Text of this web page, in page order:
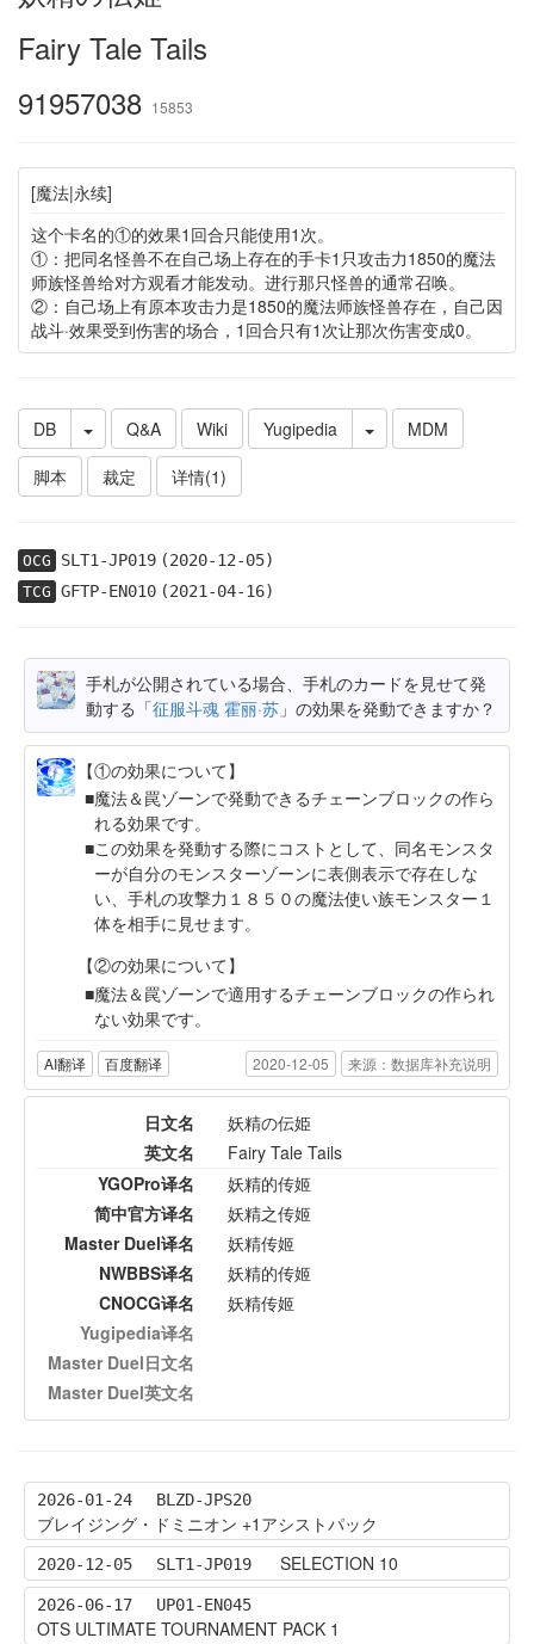
Fairy Tale Tails
91957038 15853
[魔法|永续]
这个卡名的①的效果1回合只能使用1次。
①：把同名怪兽不在自己场上存在的手卡1只攻击力1850的魔法
师族怪兽给对方观看才能发动。进行那只怪兽的通常召唤。
②：自己场上有原本攻击力是1850的魔法师族怪兽存在，自己因
战斗·效果受到伤害的场合，1回合只有1次让那次伤害变成0。
DB Q&A Wiki Yugipedia
MDM
脚本
裁定 详情(1)
OCG SLT1-JP019(2020-12-05)
TCG GFTP-EN010(2021-04-16)
手札が公開されている場合、手札のカードを見せて発
動する「征服斗魂 霍丽·苏 」の効果を発動できますか？
【①の効果について】
魔法＆罠ゾーンで発動できるチェーンブロックの作ら
れる効果です。
この効果を発動する際にコストとして、同名モンスタ
ーが自分のモンスターゾーンに表側表示で存在しな
い、手札の攻撃力１８５０の魔法使い族モンスター１
体を相手に見せます。
【②の効果について】
魔法＆罠ゾーンで適用するチェーンブロックの作られ
ない効果です。
AI翻译 百度翻译 2020-12-05 来源：数据库补充说明
日文名
妖精の伝姫
英文名
Fairy Tale Tails
YGOPro译名
妖精的传姬
简中官方译名
妖精之传姬
Master Duel译名
妖精传姬
NWBBS译名
妖精的传姬
CNOCG译名
妖精传姬
Yugipedia译名
Master Duel日文名
Master Duel英文名
2026-01-24 BLZD-JPS20
ブレイジング・ドミニオン +1アシストパック
2020-12-05 SLT1-JP019 SELECTION 10
2026-06-17 UP01-EN045
OTS ULTIMATE TOURNAMENT PACK 1